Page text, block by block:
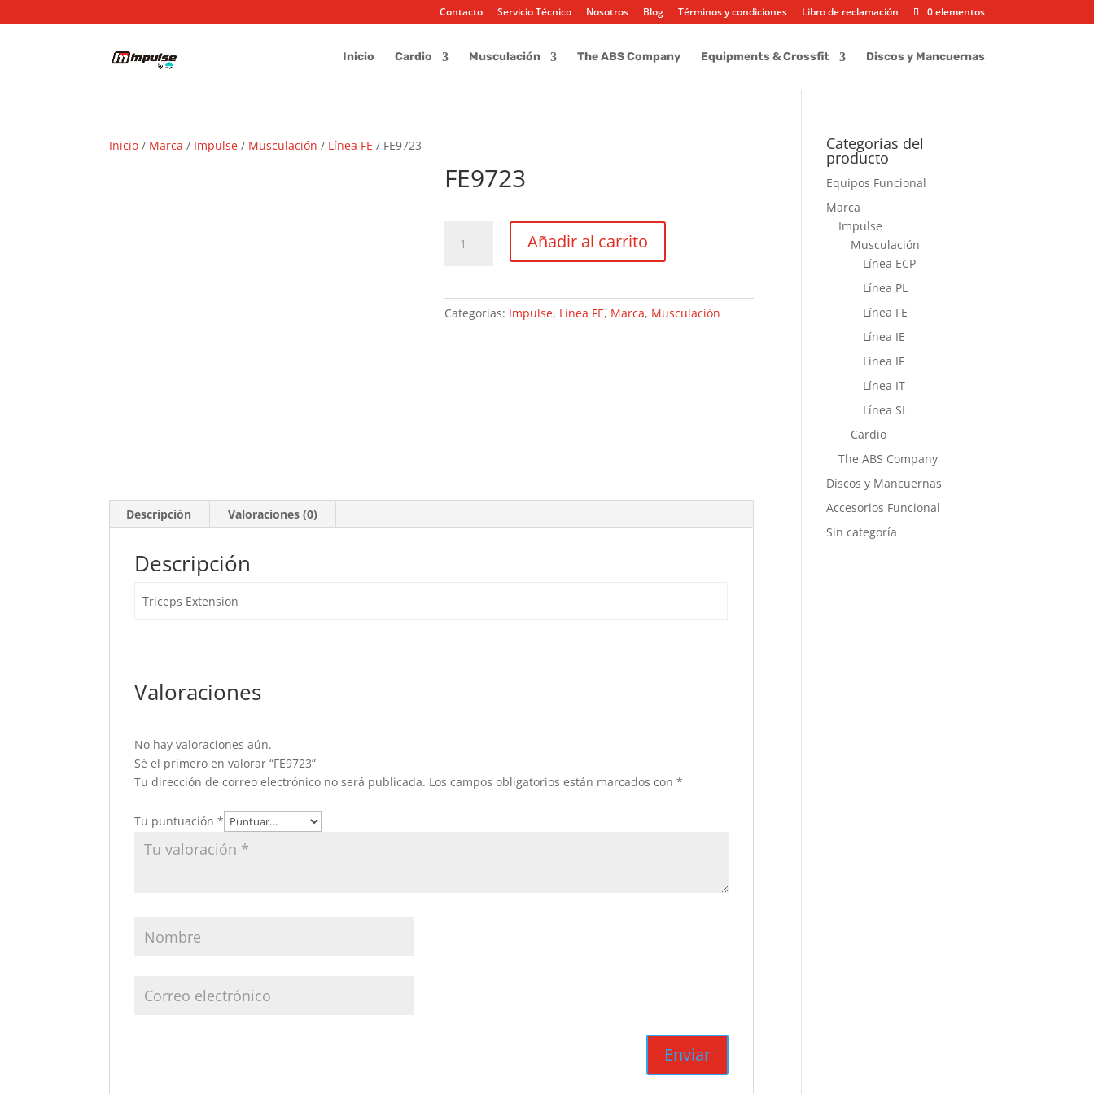
Contacto Servicio Técnico Nosotros Blog Términos y condiciones Libro de reclamación 0 elementos
Inicio Cardio Musculación The ABS Company Equipments & Crossfit Discos y Mancuernas
Inicio / Marca / Impulse / Musculación / Línea FE / FE9723
FE9723
cantidad
Añadir al carrito
Categorías: Impulse, Línea FE, Marca, Musculación
Descripción Valoraciones (0)
Descripción
Triceps Extension
Valoraciones
No hay valoraciones aún.
Sé el primero en valorar “FE9723”
Tu dirección de correo electrónico no será publicada. Los campos obligatorios están marcados con*
Tu puntuación*
Categorías del
producto
Equipos Funcional
Marca
Impulse
Musculación
Línea ECP
Línea PL
Línea FE
Línea IE
Línea IF
Línea IT
Línea SL
Cardio
The ABS Company
Discos y Mancuernas
Accesorios Funcional
Sin categoría